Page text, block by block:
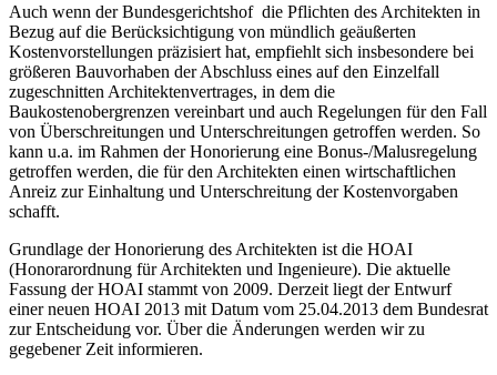
Auch wenn der Bundesgerichtshof die Pflichten des Architekten in
Bezug auf die Berücksichtigung von mündlich geäußerten
Kostenvorstellungen präzisiert hat, empfiehlt sich insbesondere bei
größeren Bauvorhaben der Abschluss eines auf den Einzelfall
zugeschnitten Architektenvertrages, in dem die
Baukostenobergrenzen vereinbart und auch Regelungen für den Fall
von Überschreitungen und Unterschreitungen getroffen werden. So
kann u.a. im Rahmen der Honorierung eine Bonus-/Malusregelung
getroffen werden, die für den Architekten einen wirtschaftlichen
Anreiz zur Einhaltung und Unterschreitung der Kostenvorgaben
schafft.
Grundlage der Honorierung des Architekten ist die HOAI
(Honorarordnung für Architekten und Ingenieure). Die aktuelle
Fassung der HOAI stammt von 2009. Derzeit liegt der Entwurf
einer neuen HOAI 2013 mit Datum vom 25.04.2013 dem Bundesrat
zur Entscheidung vor. Über die Änderungen werden wir zu
gegebener Zeit informieren.